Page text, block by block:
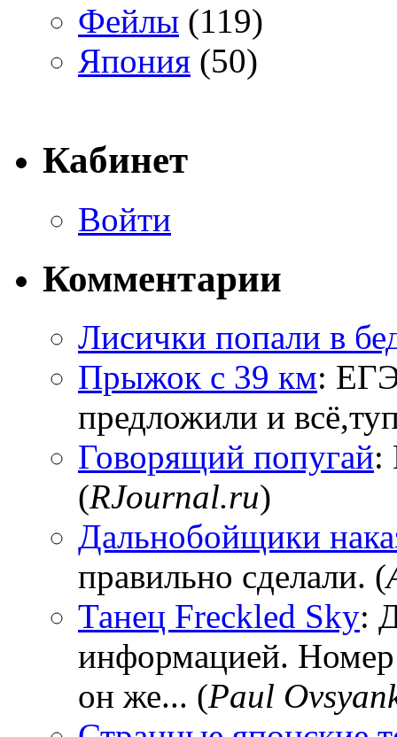
Фейлы (119)
Япония (50)
Кабинет
Войти
Комментарии
Лисички попали в
Прыжок с 39 км:
предложили и
Говорящий попугай:
(RJournal.ru)
Дальнобойщики
правильно сделали. (
Танец Freckled Sky:
информацией.
он же... (Paul